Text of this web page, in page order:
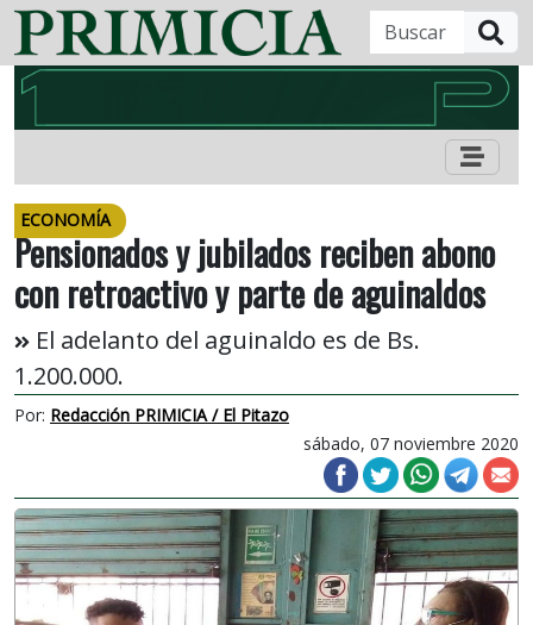
ECONOMÍA
Pensionados y jubilados reciben abono
con retroactivo y parte de aguinaldos
El adelanto del aguinaldo es de Bs.
1.200.000.
Por: Redacción PRIMICIA / El Pitazo
sábado, 07 noviembre 2020